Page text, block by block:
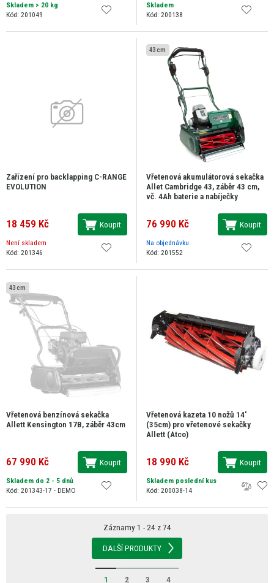
Skladem > 20 kg
Kód: 201049
Skladem
Kód: 200138
Zařízení pro backlapping C-RANGE
EVOLUTION
18 459 Kč Koupit
Není skladem
Kód: 201346
43 cm
Vřetenová akumulátorová sekačka
Allet Cambridge 43, záběr 43 cm,
vč. 4Ah baterie a nabíječky
76 990 Kč Koupit
Na objednávku
Kód: 201552
43 cm
Vřetenová benzínová sekačka
Allett Kensington 17B, záběr 43cm
67 990 Kč Koupit
Skladem do 2 - 5 dnů
Kód: 201343-17 - DEMO
Vřetenová kazeta 10 nožů 14'
(35cm) pro vřetenové sekačky
Allett (Atco)
18 990 Kč Koupit
Skladem poslední kus
Kód: 200038-14
Záznamy 1 - 24 z 74
DALŠÍ PRODUKTY
1 2 3 4